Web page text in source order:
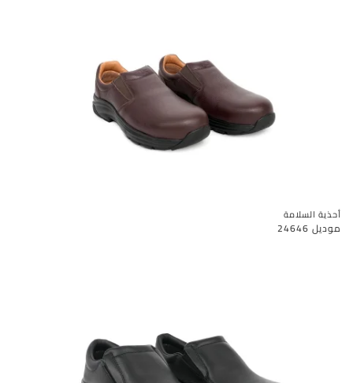
أحذية السلامة
موديل 24646